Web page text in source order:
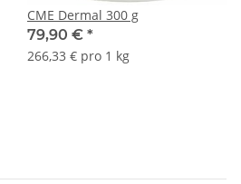
CME Dermal 300 g
79,90 € *
266,33 € pro 1 kg